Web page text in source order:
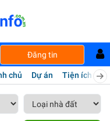
Đăng tin
chủ Dự án Tiện ích